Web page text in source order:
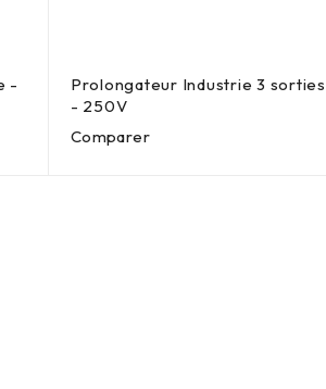
-
Prolongateur Industrie 3 sorties
- 250V
Comparer